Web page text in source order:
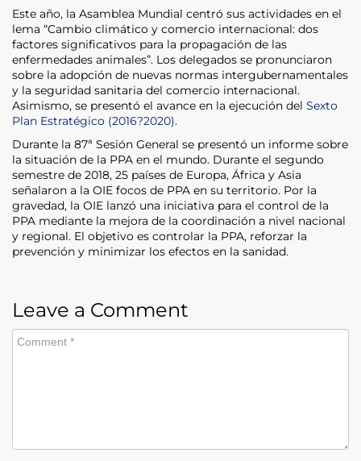
Este año, la Asamblea Mundial centró sus actividades en el
lema “Cambio climático y comercio internacional: dos
factores significativos para la propagación de las
enfermedades animales”. Los delegados se pronunciaron
sobre la adopción de nuevas normas intergubernamentales
y la seguridad sanitaria del comercio internacional.
Asimismo, se presentó el avance en la ejecución del Sexto
Plan Estratégico (2016?2020).
Durante la 87ª Sesión General se presentó un informe sobre
la situación de la PPA en el mundo. Durante el segundo
semestre de 2018, 25 países de Europa, África y Asia
señalaron a la OIE focos de PPA en su territorio. Por la
gravedad, la OIE lanzó una iniciativa para el control de la
PPA mediante la mejora de la coordinación a nivel nacional
y regional. El objetivo es controlar la PPA, reforzar la
prevención y minimizar los efectos en la sanidad.
Leave a Comment